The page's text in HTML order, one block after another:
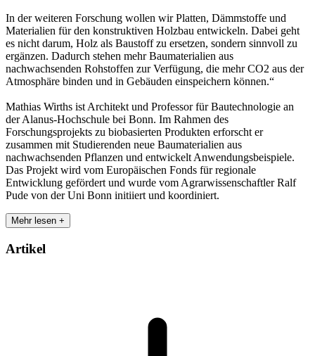
In der weiteren Forschung wollen wir Platten, Dämmstoffe und
Materialien für den konstruktiven Holzbau entwickeln. Dabei geht
es nicht darum, Holz als Baustoff zu ersetzen, sondern sinnvoll zu
ergänzen. Dadurch stehen mehr Baumaterialien aus
nachwachsenden Rohstoffen zur Verfügung, die mehr CO2 aus der
Atmosphäre binden und in Gebäuden einspeichern können.“
Mathias Wirths ist Architekt und Professor für Bautechnologie an
der Alanus-Hochschule bei Bonn. Im Rahmen des
Forschungsprojekts zu biobasierten Produkten erforscht er
zusammen mit Studierenden neue Baumaterialien aus
nachwachsenden Pflanzen und entwickelt Anwendungsbeispiele.
Das Projekt wird vom Europäischen Fonds für regionale
Entwicklung gefördert und wurde vom Agrarwissenschaftler Ralf
Pude von der Uni Bonn initiiert und koordiniert.
Mehr lesen +
Artikel